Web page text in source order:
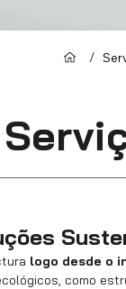
/
logo desde o
como